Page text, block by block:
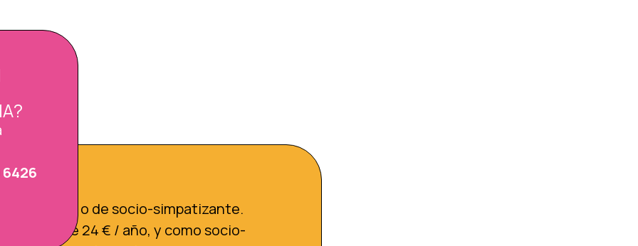
6426
de socio o de socio-simpatizante.
cuota de 24 € / año, y como socio-